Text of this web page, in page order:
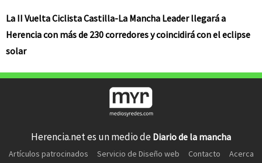
La II Vuelta Ciclista Castilla-La Mancha Leader llegará a
Herencia con más de 230 corredores y coincidirá con el eclipse
solar
Herencia.net es un medio de Diario de la mancha
Artículos patrocinados Servicio de Diseño web Contacto
Acerca